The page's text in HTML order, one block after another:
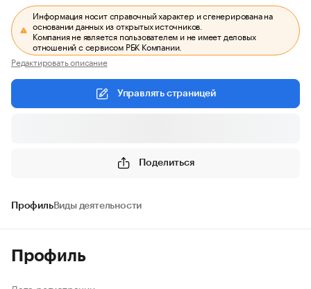
Информация носит справочный характер и сгенерирована на
основании данных из открытых источников.
Компания не является пользователем и не имеет деловых
отношений с сервисом РБК Компании.
Редактировать описание
Управлять страницей
Поделиться
ПрофильВиды деятельности
Профиль